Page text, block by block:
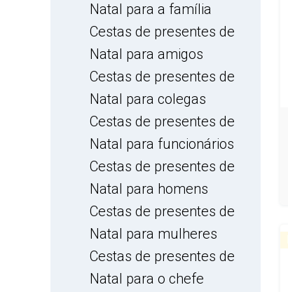
Natal para a família
Cestas de presentes de
Natal para amigos
Cestas de presentes de
Natal para colegas
Cestas de presentes de
Natal para funcionários
Cestas de presentes de
Natal para homens
Cestas de presentes de
Natal para mulheres
Cestas de presentes de
Natal para o chefe